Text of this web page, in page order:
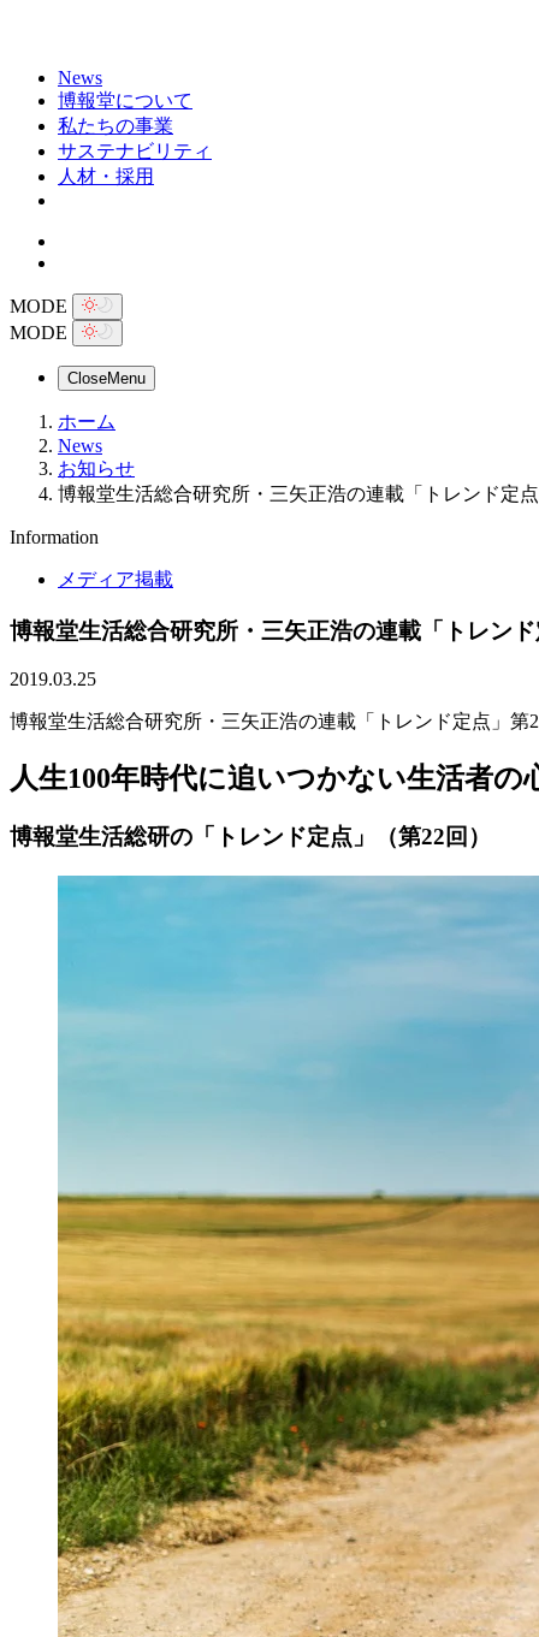
News
博報堂について
私たちの事業
サステナビリティ
人材・採用
MODE
MODE
CloseMenu
ホーム
News
お知らせ
博報堂生活総合研究所・三矢正浩の連載「トレンド定
Information
メディア掲載
博報堂生活総合研究所・三矢正浩の連載「トレン
2019.03.25
博報堂生活総合研究所・三矢正浩の連載「トレンド定点」第
人生100年時代に追いつかない生活者の
博報堂生活総研の「トレンド定点」（第22回）